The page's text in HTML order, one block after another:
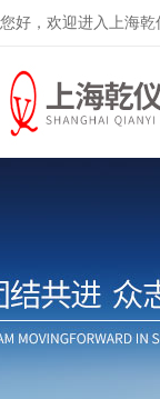
您好，欢迎进入上海乾